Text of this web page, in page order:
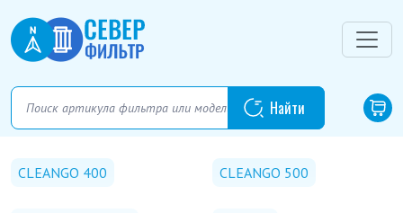
CLEANGO 400 CLEANGO 500